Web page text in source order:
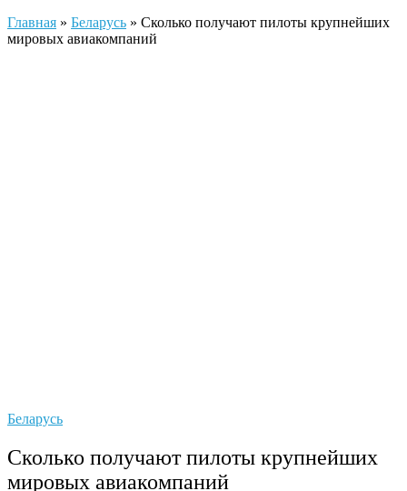
Главная » Беларусь » Сколько получают пилоты крупнейших
мировых авиакомпаний
Беларусь
Сколько получают пилоты крупнейших
мировых авиакомпаний